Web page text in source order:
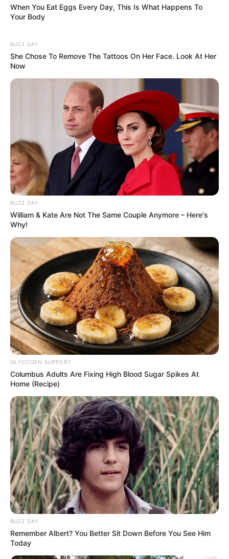
Serem! 9 Chat Ojek Online &
Pelanggan Ini Bikin Auto
Merinding
Bikin Ngakak, 10 Potret
Cosplay Murah Pakai Bahan
Seadanya
Anti Mainstream, 10 Cara
Membawa Barang Belanjaan
Versi Warga Thailand
When You Eat Eggs Every Day, This Is What Happens To
Your Body
BUZZ DAY
She Chose To Remove The Tattoos On Her Face. Look At Her
Now
BUZZ DAY
William & Kate Are Not The Same Couple Anymore – Here's
Why!
GLYCOGEN SUPPORT
Columbus Adults Are Fixing High Blood Sugar Spikes At
Home (Recipe)
BUZZ DAY
Remember Albert? You Better Sit Down Before You See Him
Today